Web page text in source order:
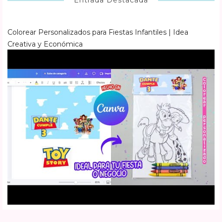
Colorear Personalizados para Fiestas Infantiles | Idea
Creativa y Económica